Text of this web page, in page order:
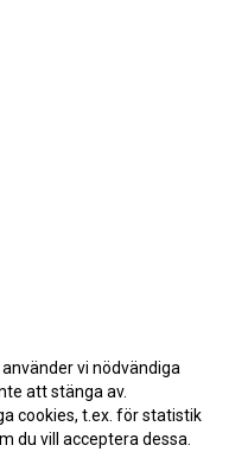
vi nödvändiga
att stänga av.
cookies, t.ex. för statistik
du vill acceptera dessa.